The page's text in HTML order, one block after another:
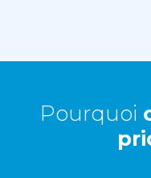
Pourquoi